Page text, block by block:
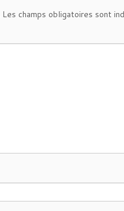
Les champs obligatoires sont